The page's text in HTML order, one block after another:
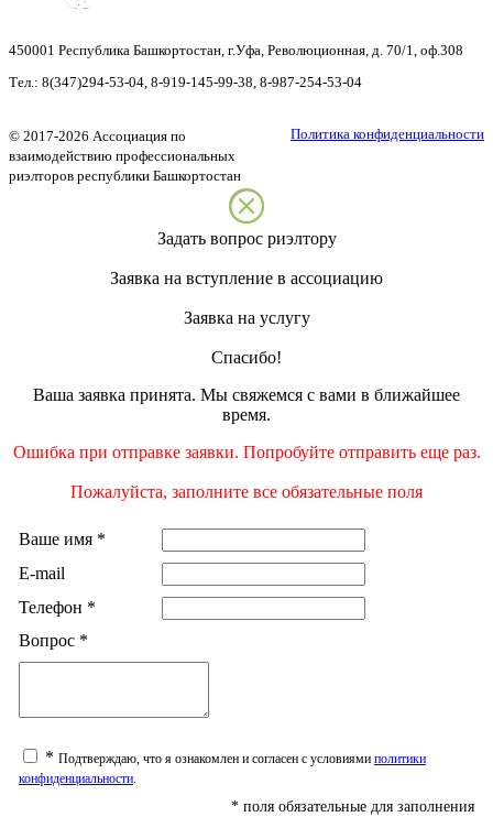
450001 Республика Башкортостан, г.Уфа, Революционная, д. 70/1, оф.308
Тел.: 8(347)294-53-04, 8-919-145-99-38, 8-987-254-53-04
Политика конфиденциальности
© 2017-2026 Ассоциация по
взаимодействию профессиональных
риэлторов республики Башкортостан
Задать вопрос риэлтору
Заявка на вступление в ассоциацию
Заявка на услугу
Спасибо!
Ваша заявка принята. Мы свяжемся с вами в ближайшее
время.
Ошибка при отправке заявки. Попробуйте отправить еще раз.
Пожалуйста, заполните все обязательные поля
Ваше имя *
E-mail
Телефон *
Вопрос *
* Подтверждаю, что я ознакомлен и согласен с условиями политики
конфиденциальности.
* поля обязательные для заполнения